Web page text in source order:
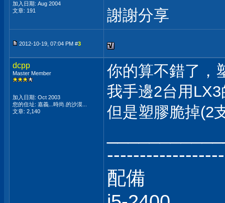
加入日期: Aug 2004
文章: 191
謝謝分享
2012-10-19, 07:04 PM #3
dcpp
Master Member
加入日期: Oct 2003
您的住址: 嘉義...時尚.的沙漠...
文章: 2,140
你的算不錯了，
我手邊2台用
但是塑膠脆掉(2
配備